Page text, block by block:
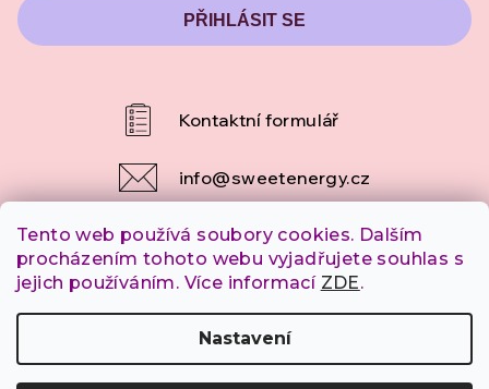
Tento web používá soubory cookies. Dalším
procházením tohoto webu vyjadřujete souhlas s
jejich používáním. Více informací ZDE.
Nastavení
PŘIHLÁSIT SE
info@sweetenergy.cz
+420 607 253 790
SweetEnergy.cz
vyhrazena.